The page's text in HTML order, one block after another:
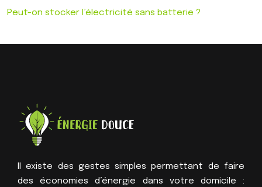
Peut-on stocker l’électricité sans batterie ?
Il existe des gestes simples permettant de faire
des économies d’énergie dans votre domicile :